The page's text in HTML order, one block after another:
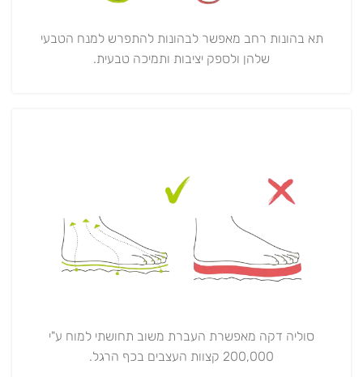
תא בהונות רחב מאפשר לבהונות להתפרש למנח הטבעי
שלהן ולספק יציבות ותמיכה טבעית.
סוליה דקה מאפשרת העברת משוב תחושתי למוח ע"י
200,000 קצוות העצבים בכף הרגל.